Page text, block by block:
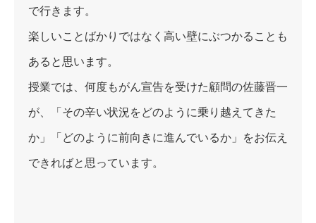
で行きます。
楽しいことばかりではなく高い壁にぶつかることも
あると思います。
授業では、何度もがん宣告を受けた顧問の佐藤晋一
が、「その辛い状況をどのように乗り越えてきた
か」「どのように前向きに進んでいるか」をお伝え
できればと思っています。